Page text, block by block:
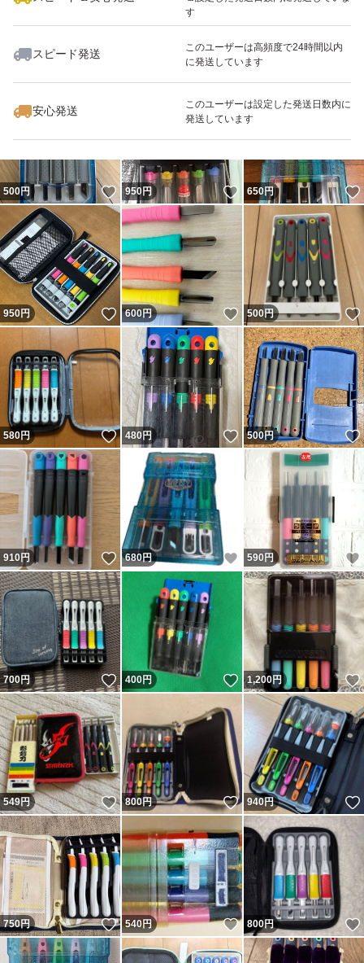
す
スピード発送
このユーザーは高頻度で24時間以内
に発送しています
安心発送
このユーザーは設定した発送日数内に
発送しています
いいね！
500
500円 いいね！
950円 いいね！
650円
950円 いいね！
600円 いいね！
500円
580円 いいね！
480円 いいね！
500円
910円 いいね！
680円 いいね！
590 円
700円 いいね！
400円 いいね！
1,200円
549円 いいね！
800円 いいね！
940円
750円 いいね！
540円 いいね！
800円